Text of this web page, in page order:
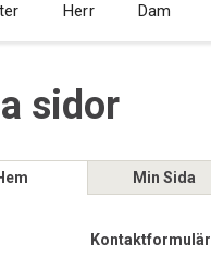
Herr Dam
sidor
Min Sida
Kontaktformulär